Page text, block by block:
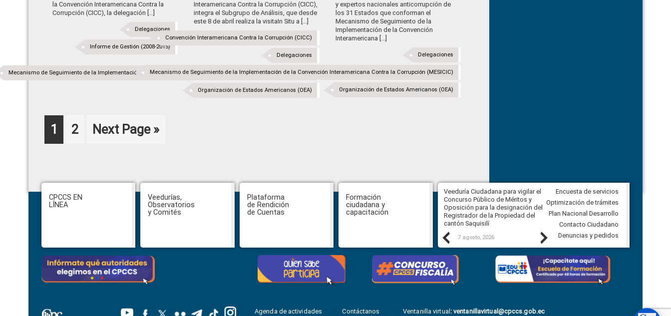
la Convención Interamericana Contra la
Corrupción (CICC), la delegación [...]
Delegaciones
Informe de Gestión (2008-2015)
Interamericana Contra la Corrupción (CICC),
integra el Subgrupo de Análisis, que desde
este 8 de abril realiza la visitaIn Situ a [...]
Convención Interamericana Contra la Corrupción (CICC)
Delegaciones
Mecanismo de Seguimiento de la Implementación de la Convención Interamericana Contra la Corrupción (MESICIC)
Organización de Estados Americanos (OEA)
y expertos nacionales anticorrupción de
los 31 Estados que conforman el
Mecanismo de Seguimiento de la
Implementación de la Convención
Interamericana [...]
Delegaciones
Mecanismo de Seguimiento de la Implementación de la Convención Interamericana Contra la Corrupción (MESICIC)
Organización de Estados Americanos (OEA)
Page
1 Page
2
Go
Next Page »
Footer
CPCCS EN
LÍNEA
Veedurías,
Observatorios
y Comités
Plataforma
de Rendición
de Cuentas
Formación
ciudadana y
capacitación
Previous
CPCCS aprueba convocatoria a
Veeduría para designación de la
autoridad de la SOT
Veeduría Ciudadana para vigilar el
Concurso Público de Méritos y
Oposición para la designación del
Registrador de la Propiedad del
cantón Saquisilí
7 agosto, 2026
Veeduría Ciudadana para vigilar la
construcción del asfaltado de
Ballenita del cantón Santa Elena
7 agosto, 2026
Next
Encuesta de servicios
Optimización de trámites
Plan Nacional Desarrollo
Contacto Ciudadano
Denuncias y pedidos
Agenda de actividades Contáctanos Ventanilla virtual:ventanillavirtual@cpccs.gob.ec